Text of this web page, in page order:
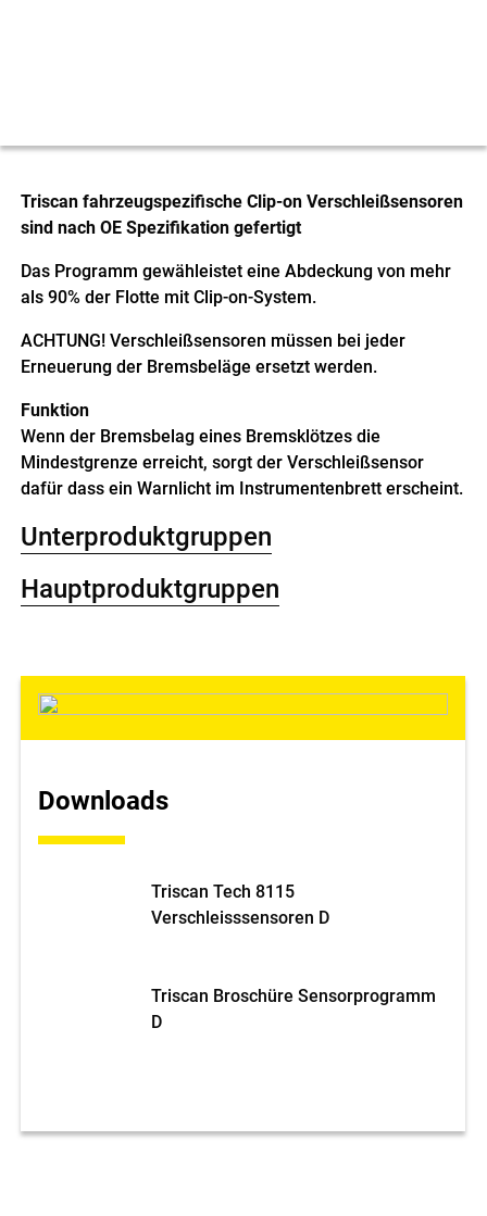
Triscan fahrzeugspezifische Clip-on Verschleißsensoren
sind nach OE Spezifikation gefertigt
Das Programm gewähleistet eine Abdeckung von mehr
als 90% der Flotte mit Clip-on-System.
ACHTUNG! Verschleißsensoren müssen bei jeder
Erneuerung der Bremsbeläge ersetzt werden.
Funktion
Wenn der Bremsbelag eines Bremsklötzes die
Mindestgrenze erreicht, sorgt der Verschleißsensor
dafür dass ein Warnlicht im Instrumentenbrett erscheint.
Unterproduktgruppen
Hauptproduktgruppen
Downloads
Triscan Tech 8115
Verschleisssensoren D
Triscan Broschüre Sensorprogramm
D